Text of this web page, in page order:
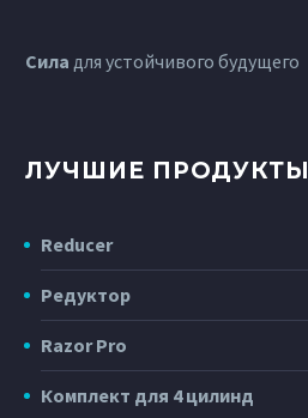
Сила для устойчивого будущего
ЛУЧШИЕ ПРОДУКТЫ
Reducer
Редуктор
Razor Pro
Комплект для 4 цилинд